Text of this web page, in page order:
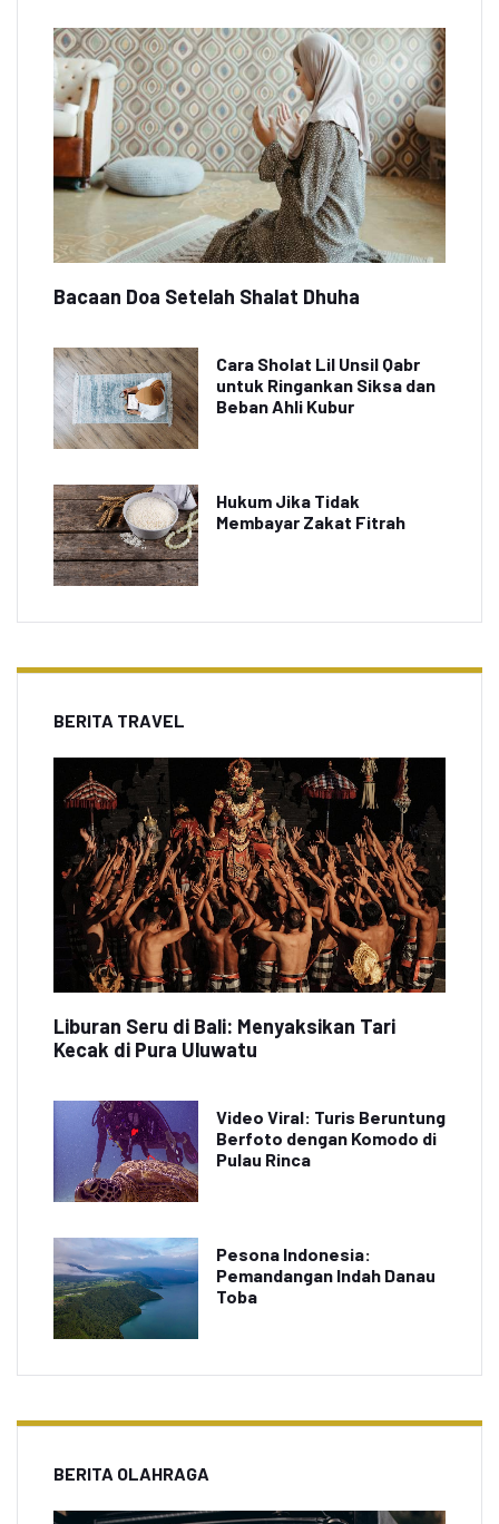
Bacaan Doa Setelah Shalat Dhuha
Cara Sholat Lil Unsil Qabr
untuk Ringankan Siksa dan
Beban Ahli Kubur
Hukum Jika Tidak
Membayar Zakat Fitrah
BERITA TRAVEL
Liburan Seru di Bali: Menyaksikan Tari
Kecak di Pura Uluwatu
Video Viral: Turis Beruntung
Berfoto dengan Komodo di
Pulau Rinca
Pesona Indonesia:
Pemandangan Indah Danau
Toba
BERITA OLAHRAGA